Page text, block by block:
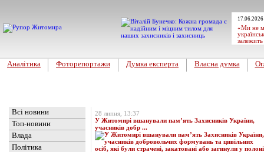
«Ми не
Аналітика Фоторепортажи Думка експерта Власна думка
Всі новини
Топ-новини
Влада
Політика
28 липня, 13:37
У Житомирі вшанували пам’ять Захисників України,
учасників добр ...